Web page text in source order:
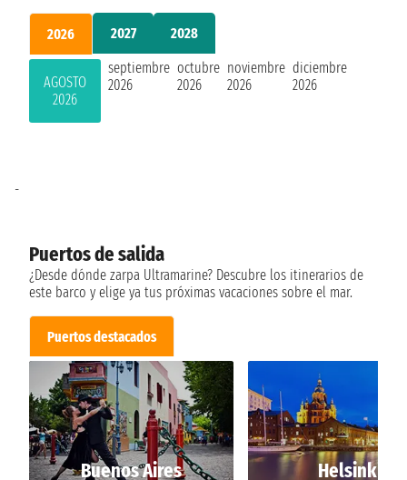
2026 2027 2028
AGOSTO
2026
septiembre
2026
octubre
2026
noviembre
2026
diciembre
2026
Puertos de salida
¿Desde dónde zarpa Ultramarine? Descubre los itinerarios de
este barco y elige ya tus próximas vacaciones sobre el mar.
Puertos destacados
Buenos Aires Helsinki
-